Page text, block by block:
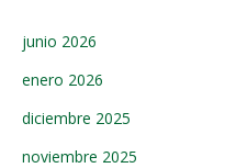
junio 2026
enero 2026
diciembre 2025
noviembre 2025